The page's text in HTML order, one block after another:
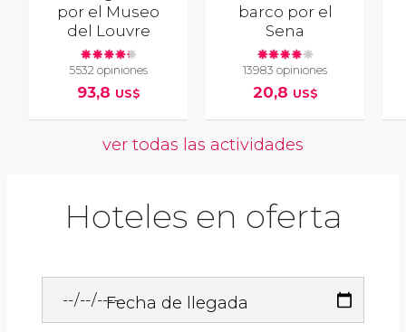
por el Museo
del Louvre
5532 opiniones
93,8 US$
barco por el
Sena
13983 opiniones
20,8 US$
ver todas las actividades
Hoteles en oferta
Fecha de llegada